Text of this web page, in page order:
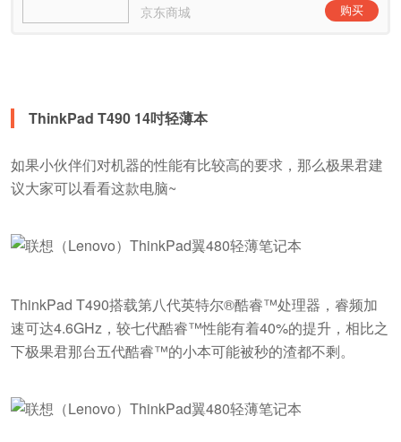
ThinkPad T490 14吋轻薄本
如果小伙伴们对机器的性能有比较高的要求，那么极果君建
议大家可以看看这款电脑~
ThinkPad T490搭载第八代英特尔®酷睿™处理器，睿频加
速可达4.6GHz，较七代酷睿™性能有着40%的提升，相比之
下极果君那台五代酷睿™的小本可能被秒的渣都不剩。